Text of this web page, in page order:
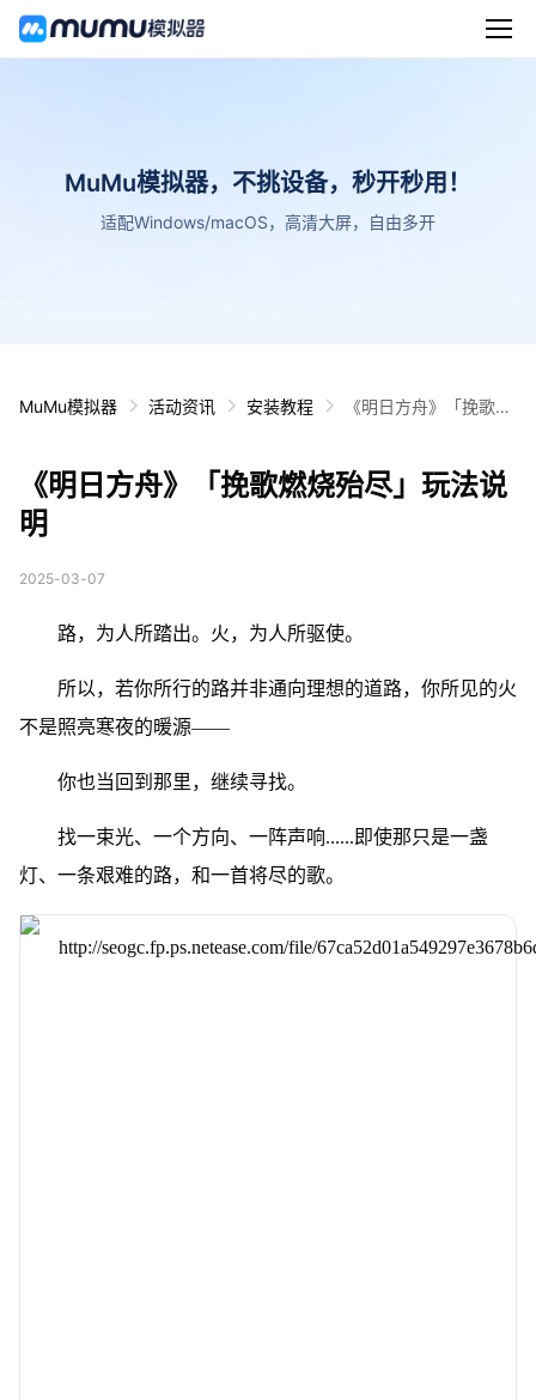
MuMu模拟器，不挑设备，秒开秒用！
适配Windows/macOS，高清大屏，自由多开
MuMu模拟器 活动资讯 安装教程
《明日方舟》「挽歌燃
《明日方舟》「挽歌燃烧殆尽」玩法说
明
2025-03-07
路，为人所踏出。火，为人所驱使。
所以，若你所行的路并非通向理想的道路，你所见的火
不是照亮寒夜的暖源——
你也当回到那里，继续寻找。
找一束光、一个方向、一阵声响......即使那只是一盏
灯、一条艰难的路，和一首将尽的歌。